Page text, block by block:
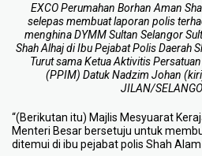
EXCO Perumahan Borhan Aman
selepas membuat laporan polis
menghina DYMM Sultan Selangor
Shah Alhaj di Ibu Pejabat Polis Daerah
Turut sama Ketua Aktivitis
(PPIM) Datuk Nadzim Johan
JILAN/
“(Berikutan itu) Majlis Mesyuarat
Menteri Besar bersetuju untuk
ditemui di ibu pejabat polis Shah Alam